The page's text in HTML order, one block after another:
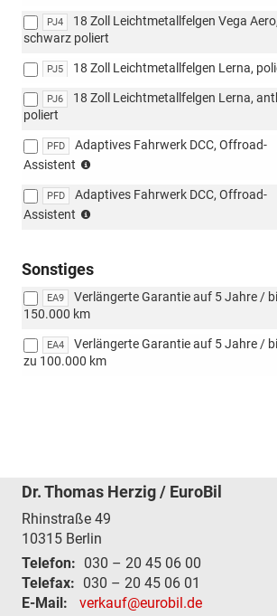
PJ4
18 Zoll Leichtmetallfelgen Vega Aero,
schwarz poliert
PJ5 18 Zoll Leichtmetallfelgen Lerna,
PJ6
18 Zoll Leichtmetallfelgen Lerna,
poliert
PFD
Adaptives Fahrwerk DCC, Offroad-
Assistent
4x4)
kW,
4x4/außer
PFD
Adaptives Fahrwerk DCC, Offroad-
Assistent
110
4x4/außer
4x4)
Sonstiges
EA9
Verlängerte Garantie auf 5 Jahre /
150.000 km
EA4
Verlängerte Garantie auf 5 Jahre /
zu 100.000 km
Dr. Thomas Herzig / EuroBil
Rhinstraße 49
10315 Berlin
Telefon: 030 – 20 45 06 00
Telefax: 030 – 20 45 06 01
E-Mail:
verkauf@eurobil.de